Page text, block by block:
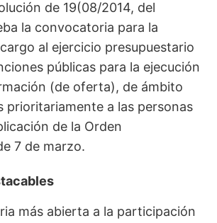
de 19(08/2014, del
la convocatoria para la
al ejercicio presupuestario
públicas para la ejecución
(de oferta), de ámbito
prioritariamente a las personas
de la Orden
7 de marzo.
más abierta a la participación